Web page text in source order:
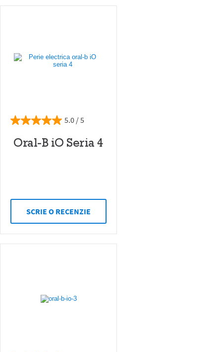
5.0
Oral-B iO Seria 4
SCRIE O RECENZIE